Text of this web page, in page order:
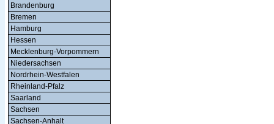
Brandenburg
Bremen
Hamburg
Hessen
Mecklenburg-Vorpommern
Niedersachsen
Nordrhein-Westfalen
Rheinland-Pfalz
Saarland
Sachsen
Sachsen-Anhalt